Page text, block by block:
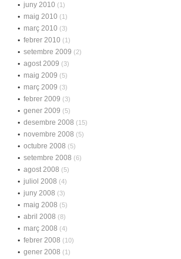
juny 2010 (1)
maig 2010 (1)
març 2010 (3)
febrer 2010 (1)
setembre 2009 (2)
agost 2009 (3)
maig 2009 (5)
març 2009 (3)
febrer 2009 (3)
gener 2009 (5)
desembre 2008 (15)
novembre 2008 (5)
octubre 2008 (5)
setembre 2008 (6)
agost 2008 (5)
juliol 2008 (4)
juny 2008 (3)
maig 2008 (5)
abril 2008 (8)
març 2008 (4)
febrer 2008 (10)
gener 2008 (1)